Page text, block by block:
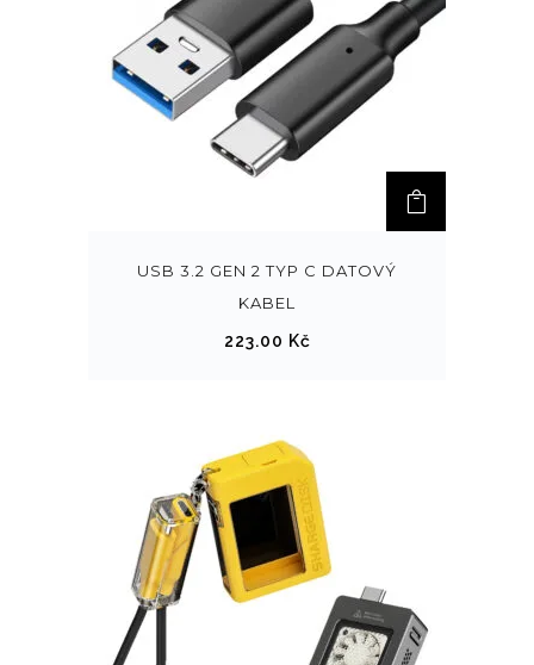
USB 3.2 GEN 2 TYP C DATOVÝ
KABEL
223.00 Kč